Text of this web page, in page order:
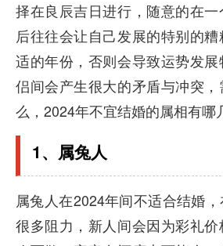
择在良辰吉日进行，随意的在
后往往会让自己发展的特别的
适的年份，否则会导致运势发
侣间会产生很大的矛盾与冲突
么，2024年不宜结婚的属相有哪
1、属兔人
属兔人在2024年间不适合结婚
很多阻力，新人间会因为彩礼